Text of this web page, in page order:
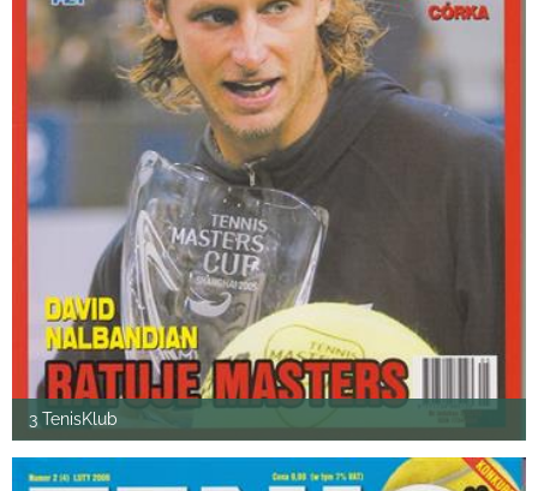
3 TenisKlub